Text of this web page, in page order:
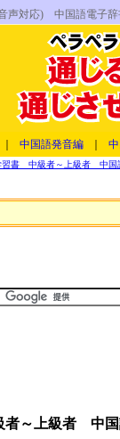
, 音声対応) 中国語
中国語発音編
習書 中級者～上級者 中国
者～上級者 中国